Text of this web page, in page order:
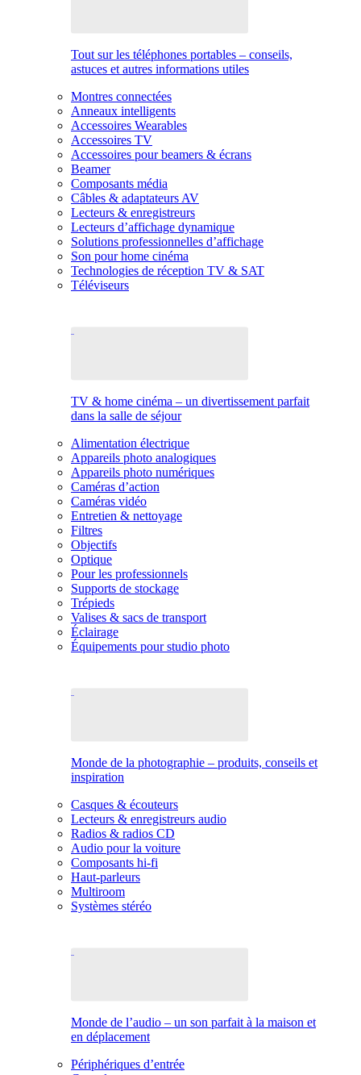
Tout sur les téléphones portables – conseils,
astuces et autres informations utiles
Montres connectées
Anneaux intelligents
Accessoires Wearables
Accessoires TV
Accessoires pour beamers & écrans
Beamer
Composants média
Câbles & adaptateurs AV
Lecteurs & enregistreurs
Lecteurs d’affichage dynamique
Solutions professionnelles d’affichage
Son pour home cinéma
Technologies de réception TV & SAT
Téléviseurs
TV & home cinéma – un divertissement parfait
dans la salle de séjour
Alimentation électrique
Appareils photo analogiques
Appareils photo numériques
Caméras d’action
Caméras vidéo
Entretien & nettoyage
Filtres
Objectifs
Optique
Pour les professionnels
Supports de stockage
Trépieds
Valises & sacs de transport
Éclairage
Équipements pour studio photo
Monde de la photographie – produits, conseils et
inspiration
Casques & écouteurs
Lecteurs & enregistreurs audio
Radios & radios CD
Audio pour la voiture
Composants hi-fi
Haut-parleurs
Multiroom
Systèmes stéréo
Monde de l’audio – un son parfait à la maison et
en déplacement
Périphériques d’entrée